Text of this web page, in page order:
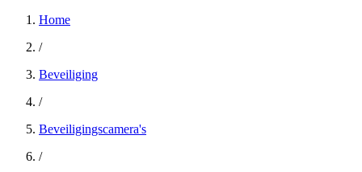
Home
/
Beveiliging
/
Beveiligingscamera's
/